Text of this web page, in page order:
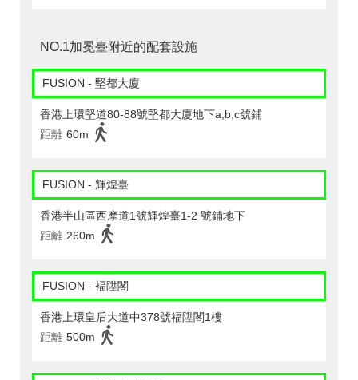
NO.1加冕臺附近的配套設施
FUSION - 堅都大廈
香港上環堅道80-88號堅都大廈地下a,b,c號鋪
距離 60m
FUSION - 輝煌臺
香港半山區西摩道1號輝煌臺1-2 號鋪地下
距離 260m
FUSION - 褔陞閣
香港上環皇后大道中378號福陞閣1樓
距離 500m